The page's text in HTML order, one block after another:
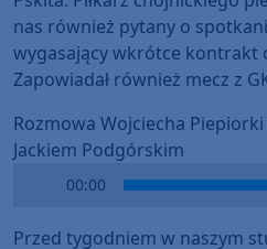
nas również pytany o
wygasający wkrótce kontrakt
Zapowiadał również mecz z
Rozmowa Wojciecha
Jackiem Podgórskim
00:00
Przed tygodniem w naszym